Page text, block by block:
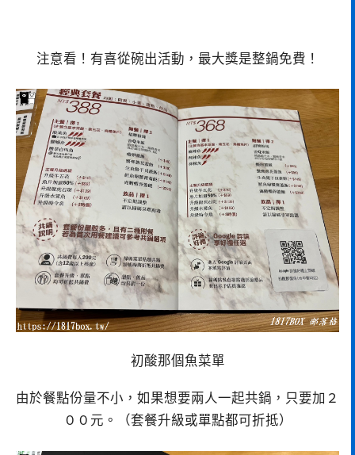
注意看！有喜從碗出活動，最大獎是整鍋免費！
初酸那個魚菜單
由於餐點份量不小，如果想要兩人一起共鍋，只要加２
００元。（套餐升級或單點都可折抵）